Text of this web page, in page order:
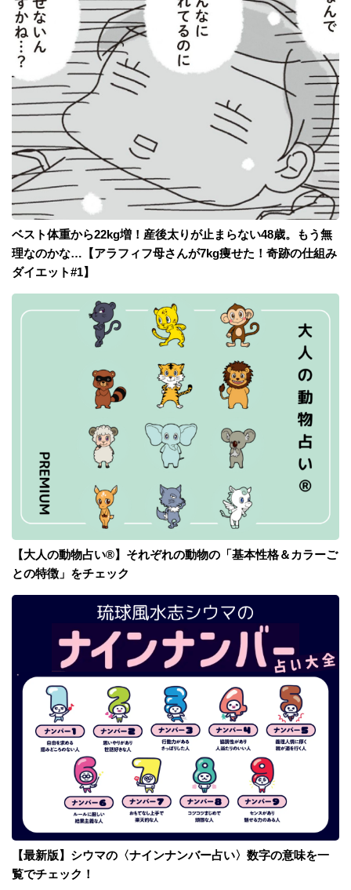
ベスト体重から22kg増！産後太りが止まらない48歳。もう無
理なのかな…【アラフィフ母さんが7kg痩せた！奇跡の仕組み
ダイエット#1】
【大人の動物占い®】それぞれの動物の「基本性格＆カラーご
との特徴」をチェック
【最新版】シウマの〈ナインナンバー占い〉数字の意味を一
覧でチェック！